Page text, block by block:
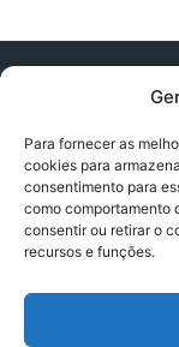
Para fornecer as
cookies para
consentimento para
como comportamento
consentir ou retirar o
recursos e funções.